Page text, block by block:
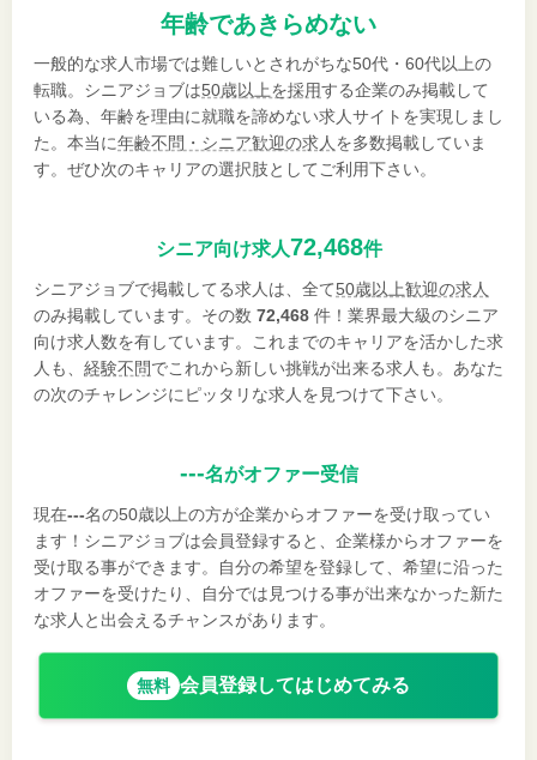
年齢であきらめない
一般的な求人市場では難しいとされがちな50代・60代以上の
転職。シニアジョブは50歳以上を採用する企業のみ掲載して
いる為、年齢を理由に就職を諦めない求人サイトを実現しまし
た。本当に年齢不問・シニア歓迎の求人 を多数掲載していま
す。ぜひ次のキャリアの選択肢としてご利用下さい。
シニア向け求人72,468件
シニアジョブで掲載してる求人は、全て50歳以上歓迎の求人
のみ掲載しています。その数 72,468 件！業界最大級のシニア
向け求人数を有しています。これまでのキャリアを活かした求
人も、 経験不問でこれから新しい挑戦が出来る求人も。あなた
の次のチャレンジにピッタリな求人を見つけて下さい。
---名がオファー受信
現在---名の50歳以上の方が企業からオファーを受け取ってい
ます！シニアジョブは会員登録すると、企業様からオファーを
受け取る事ができます。自分の希望を登録して、希望に沿った
オファーを受けたり、自分では見つける事が出来なかった新た
な求人と出会えるチャンスがあります。
無料 会員登録してはじめてみる